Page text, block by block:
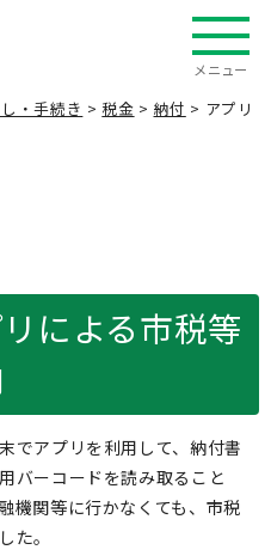
メニュー
・手続き >税金 > 納付 > アプリ
による市税等
でアプリを利用して、納付書
バーコードを読み取ること
機関等に行かなくても、市税
た。